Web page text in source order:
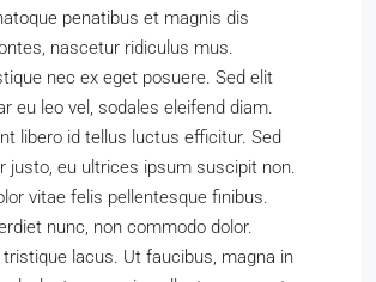
penatibus et magnis dis
nascetur ridiculus mus.
nec ex eget posuere. Sed elit
eu leo vel, sodales eleifend diam.
libero id tellus luctus efficitur. Sed
justo, eu ultrices ipsum suscipit non.
vitae felis pellentesque finibus.
nunc, non commodo dolor.
tristique lacus. Ut faucibus, magna in